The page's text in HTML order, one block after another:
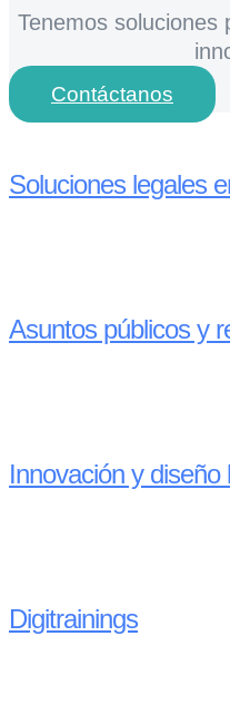
Tenemos soluciones
Contáctanos
Soluciones legales
Asuntos públicos y
Innovación y diseño
Digitrainings